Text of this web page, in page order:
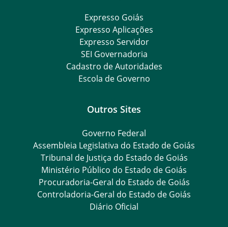
Expresso Goiás
Expresso Aplicações
Expresso Servidor
SEI Governadoria
Cadastro de Autoridades
Escola de Governo
Outros Sites
Governo Federal
Assembleia Legislativa do Estado de Goiás
Tribunal de Justiça do Estado de Goiás
Ministério Público do Estado de Goiás
Procuradoria-Geral do Estado de Goiás
Controladoria-Geral do Estado de Goiás
Diário Oficial